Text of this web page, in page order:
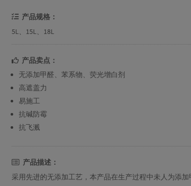
产品规格：
5L、15L、18L
产品卖点：
无添加甲醛、苯系物、荧光增白剂
高遮盖力
易施工
抗碱防霉
抗飞溅
产品描述：
采用先进的无添加工艺，本产品在生产过程中未人为添